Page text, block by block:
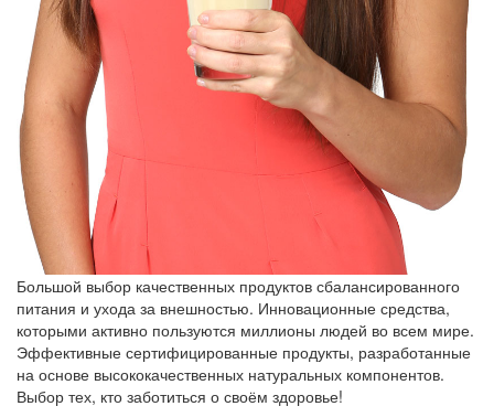
Большой выбор качественных продуктов сбалансированного
питания и ухода за внешностью. Инновационные средства,
которыми активно пользуются миллионы людей во всем мире.
Эффективные сертифицированные продукты, разработанные
на основе высококачественных натуральных компонентов.
Выбор тех, кто заботиться о своём здоровье!